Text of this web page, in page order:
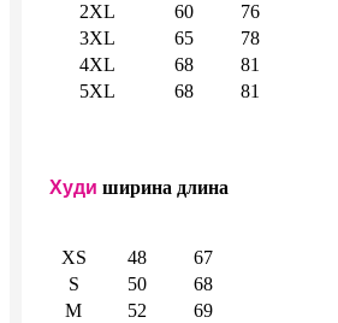
2XL
60
76
3XL
65
78
4XL
68
81
5XL
68 81
Худи ширина длина
XS 48
67
S
50
68
M
52
69